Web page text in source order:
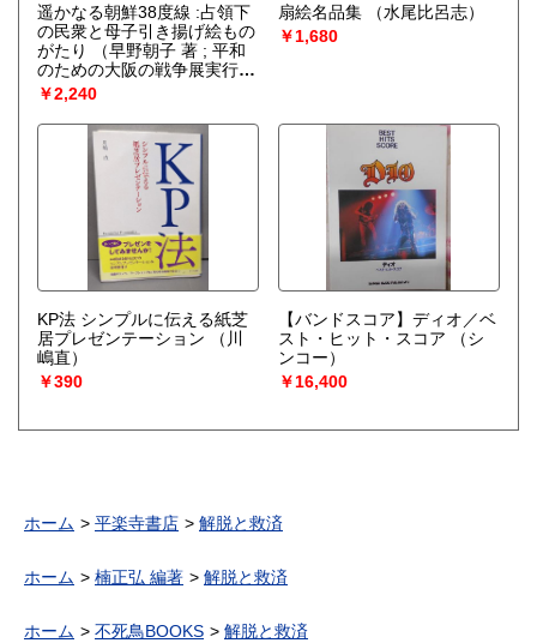
遥かなる朝鮮38度線 :占領下
の民衆と母子引き揚げ絵もの
がたり
（早野朝子 著 ; 平和
のための大阪の戦争展実行委
員会 編）
￥2,240
扇絵名品集
（水尾比呂志）
￥1,680
KP法 シンプルに伝える紙芝
居プレゼンテーション
（川
嶋直）
￥390
【バンドスコア】ディオ／ベ
スト・ヒット・スコア
（シ
ンコー）
￥16,400
ホーム 平楽寺書店 解脱と救済
ホーム 楠正弘 編著 解脱と救済
ホーム 不死鳥BOOKS 解脱と救済